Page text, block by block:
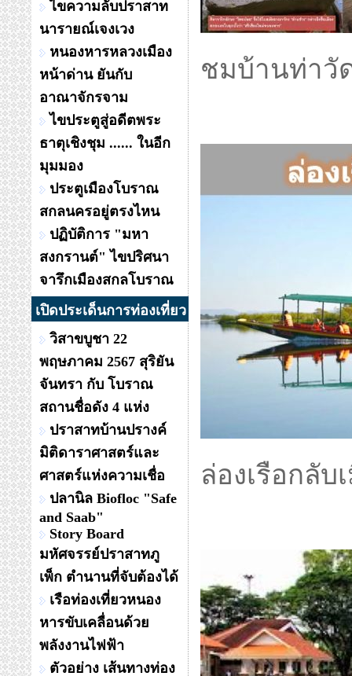
ไขความลับปราสาท
นารายณ์เจงเวง
หนองหารหลวงเมือง
หน้าด่าน ยันกับ
อาณาจักรจาม
ไขประตูสู่อดีตพระ
ธาตุเชิงชุม ...... ในอีก
มุมมอง
ประตูเมืองโบราณ
สกลนครอยู่ตรงไหน
ปฏิบัติการ "มหา
สงกรานต์" ไขปริศนา
จารึกเมืองสกลโบราณ
เปิดประเด็นการท่องเที่ยว
วิสาขบูชา 22
พฤษภาคม 2567 สุริยัน
จันทรา กับ โบราณ
สถานชื่อดัง 4 แห่ง
ปราสาทบ้านปรางค์
มิติดาราศาสตร์และ
ศาสตร์แห่งความเชื่อ
ปลานิล Biofloc "Safe
and Saab"
Story Board
มหัศจรรย์ปราสาทภู
เพ็ก ตำนานที่จับต้องได้
เรือท่องเที่ยวหนอง
หารขับเคลื่อนด้วย
พลังงานไฟฟ้า
ตัวอย่าง เส้นทางท่อง
ชมบ้านท่าวั
ล่องเรือกลับ